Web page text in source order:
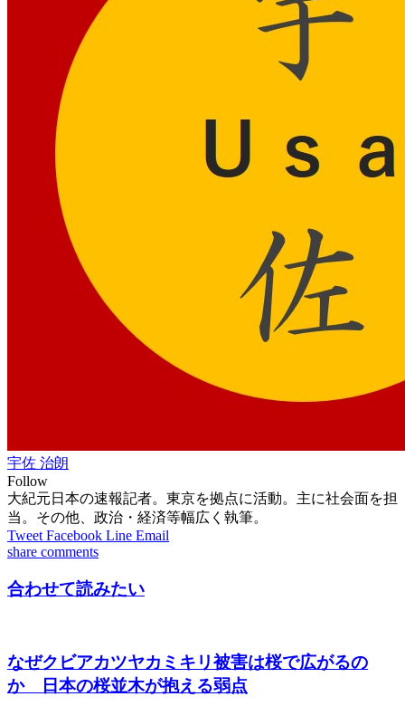
宇佐 治朗
Follow
大紀元日本の速報記者。東京を拠点に活動。主に社会面を担
当。その他、政治・経済等幅広く執筆。
Tweet Facebook Line Email
share comments
合わせて読みたい
なぜクビアカツヤカミキリ被害は桜で広がるの
か 日本の桜並木が抱える弱点